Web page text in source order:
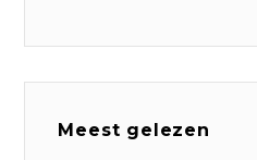
Meest gelezen